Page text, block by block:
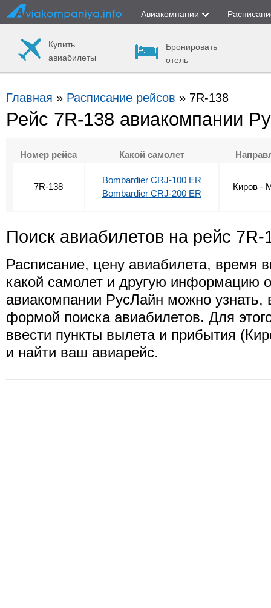
Авиакомпании
Купить
авиабилеты
Бронировать
отель
Главная » Расписание рейсов » 7R-138
Рейс 7R-138 авиакомпании
Номер рейса Какой самолет
7R-138
Bombardier CRJ-100 ER
Bombardier CRJ-200 ER
Киров -
Поиск авиабилетов на рейс 7R-
Расписание, цену авиабилета, время
какой самолет и другую информацию
авиакомпании РусЛайн можно узнать,
формой поиска авиабилетов. Для
ввести пункты вылета и прибытия
и найти ваш авиарейс.